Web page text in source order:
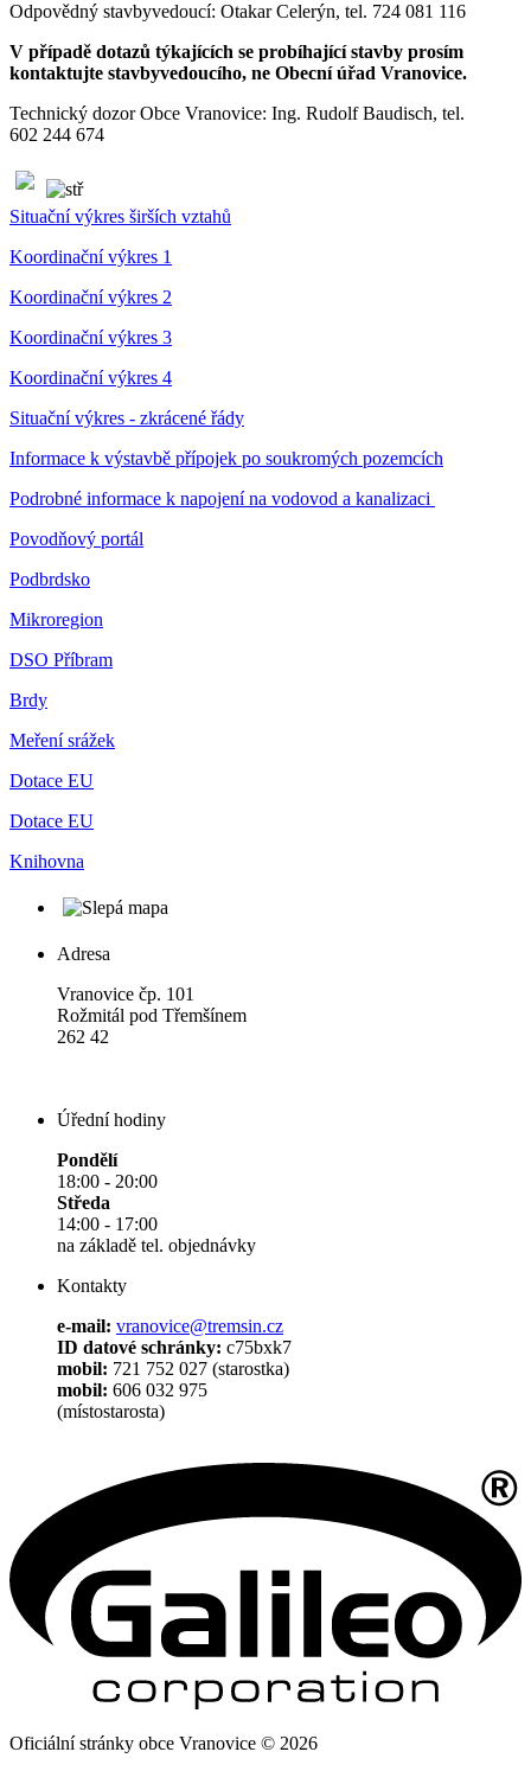
Odpovědný stavbyvedoucí: Otakar Celerýn, tel. 724 081 116
V případě dotazů týkajících se probíhající stavby prosím
kontaktujte stavbyvedoucího, ne Obecní úřad Vranovice.
Technický dozor Obce Vranovice: Ing. Rudolf Baudisch, tel.
602 244 674
Situační výkres širších vztahů
Koordinační výkres 1
Koordinační výkres 2
Koordinační výkres 3
Koordinační výkres 4
Situační výkres - zkrácené řády
Informace k výstavbě přípojek po soukromých pozemcích
Podrobné informace k napojení na vodovod a kanalizaci
Povodňový portál
Podbrdsko
Mikroregion
DSO Příbram
Brdy
Meření srážek
Dotace EU
Dotace EU
Knihovna
Adresa
Vranovice čp. 101
Rožmitál pod Třemšínem
262 42
Úřední hodiny
Pondělí
18:00 - 20:00
Středa
14:00 - 17:00
na základě tel. objednávky
Kontakty
e-mail: vranovice@tremsin.cz
ID datové schránky: c75bxk7
mobil: 721 752 027 (starostka)
mobil: 606 032 975
(místostarosta)
Oficiální stránky obce Vranovice © 2026